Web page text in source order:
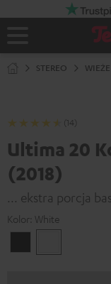
STEREO
(14)
Ultima 20
(2018)
... ekstra porcja
Kolor: White